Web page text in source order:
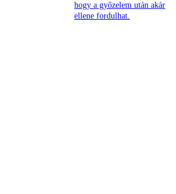
hogy a győzelem után akár
ellene fordulhat.